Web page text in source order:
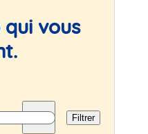
vous
Filtrer